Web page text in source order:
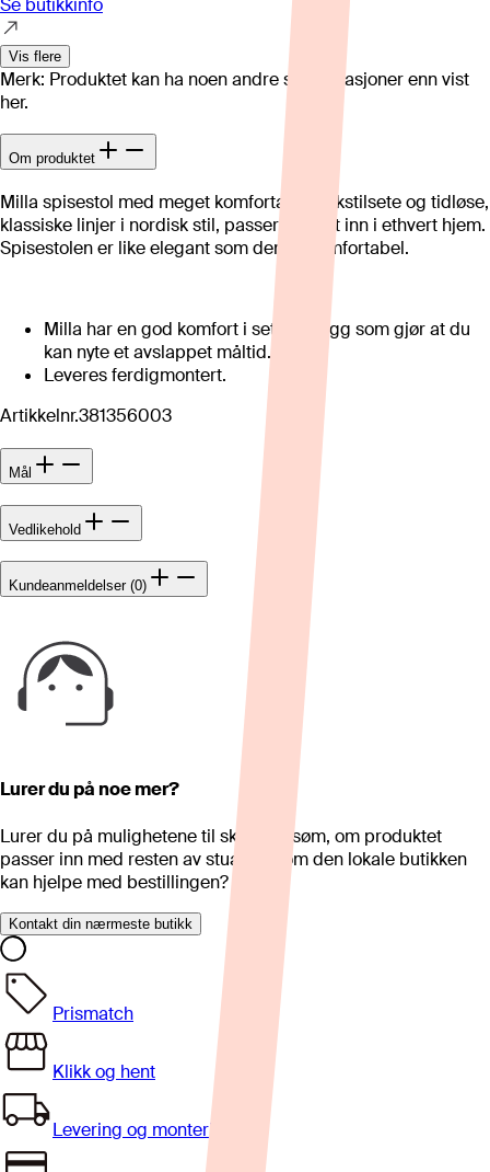
Se butikkinfo
Vis flere
Merk: Produktet kan ha noen andre spesifikasjoner enn vist
her.
Om produktet
Milla spisestol med meget komfortabelt tekstilsete og tidløse,
klassiske linjer i nordisk stil, passer perfekt inn i ethvert hjem.
Spisestolen er like elegant som den er komfortabel.
Milla har en god komfort i sete og rygg som gjør at du
kan nyte et avslappet måltid.
Leveres ferdigmontert.
Artikkelnr.381356003
Mål
Vedlikehold
Kundeanmeldelser (0)
Lurer du på noe mer?
Lurer du på mulighetene til skreddersøm, om produktet
passer inn med resten av stua eller om den lokale butikken
kan hjelpe med bestillingen?
Kontakt din nærmeste butikk
Prismatch
Klikk og hent
Levering og montering